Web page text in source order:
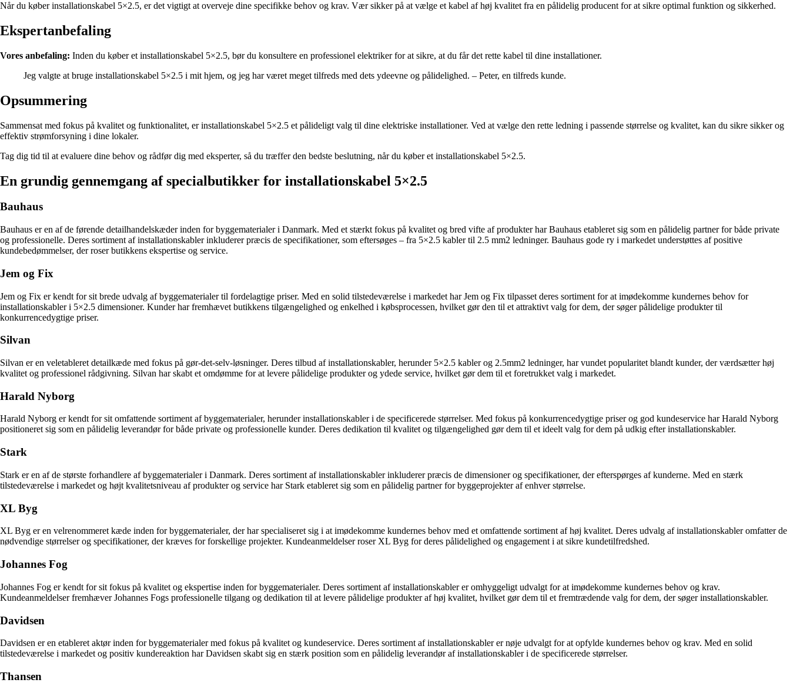
Når du køber installationskabel 5×2.5, er det vigtigt at overveje dine specifikke behov og krav. Vær sikker på at vælge et kabel af høj kvalitet fra en pålidelig producent for at sikre optimal funktion og sikkerhed.
Ekspertanbefaling
Vores anbefaling: Inden du køber et installationskabel 5×2.5, bør du konsultere en professionel elektriker for at sikre, at du får det rette kabel til dine installationer.
Jeg valgte at bruge installationskabel 5×2.5 i mit hjem, og jeg har været meget tilfreds med dets ydeevne og pålidelighed. – Peter, en tilfreds kunde.
Opsummering
Sammensat med fokus på kvalitet og funktionalitet, er installationskabel 5×2.5 et pålideligt valg til dine elektriske installationer. Ved at vælge den rette ledning i passende størrelse og kvalitet, kan du sikre sikker og
effektiv strømforsyning i dine lokaler.
Tag dig tid til at evaluere dine behov og rådfør dig med eksperter, så du træffer den bedste beslutning, når du køber et installationskabel 5×2.5.
En grundig gennemgang af specialbutikker for installationskabel 5×2.5
Bauhaus
Bauhaus er en af de førende detailhandelskæder inden for byggematerialer i Danmark. Med et stærkt fokus på kvalitet og bred vifte af produkter har Bauhaus etableret sig som en pålidelig partner for både private
og professionelle. Deres sortiment af installationskabler inkluderer præcis de specifikationer, som eftersøges – fra 5×2.5 kabler til 2.5 mm2 ledninger. Bauhaus gode ry i markedet understøttes af positive
kundebedømmelser, der roser butikkens ekspertise og service.
Jem og Fix
Jem og Fix er kendt for sit brede udvalg af byggematerialer til fordelagtige priser. Med en solid tilstedeværelse i markedet har Jem og Fix tilpasset deres sortiment for at imødekomme kundernes behov for
installationskabler i 5×2.5 dimensioner. Kunder har fremhævet butikkens tilgængelighed og enkelhed i købsprocessen, hvilket gør den til et attraktivt valg for dem, der søger pålidelige produkter til
konkurrencedygtige priser.
Silvan
Silvan er en veletableret detailkæde med fokus på gør-det-selv-løsninger. Deres tilbud af installationskabler, herunder 5×2.5 kabler og 2.5mm2 ledninger, har vundet popularitet blandt kunder, der værdsætter høj
kvalitet og professionel rådgivning. Silvan har skabt et omdømme for at levere pålidelige produkter og ydede service, hvilket gør dem til et foretrukket valg i markedet.
Harald Nyborg
Harald Nyborg er kendt for sit omfattende sortiment af byggematerialer, herunder installationskabler i de specificerede størrelser. Med fokus på konkurrencedygtige priser og god kundeservice har Harald Nyborg
positioneret sig som en pålidelig leverandør for både private og professionelle kunder. Deres dedikation til kvalitet og tilgængelighed gør dem til et ideelt valg for dem på udkig efter installationskabler.
Stark
Stark er en af de største forhandlere af byggematerialer i Danmark. Deres sortiment af installationskabler inkluderer præcis de dimensioner og specifikationer, der efterspørges af kunderne. Med en stærk
tilstedeværelse i markedet og højt kvalitetsniveau af produkter og service har Stark etableret sig som en pålidelig partner for byggeprojekter af enhver størrelse.
XL Byg
XL Byg er en velrenommeret kæde inden for byggematerialer, der har specialiseret sig i at imødekomme kundernes behov med et omfattende sortiment af høj kvalitet. Deres udvalg af installationskabler omfatter de
nødvendige størrelser og specifikationer, der kræves for forskellige projekter. Kundeanmeldelser roser XL Byg for deres pålidelighed og engagement i at sikre kundetilfredshed.
Johannes Fog
Johannes Fog er kendt for sit fokus på kvalitet og ekspertise inden for byggematerialer. Deres sortiment af installationskabler er omhyggeligt udvalgt for at imødekomme kundernes behov og krav.
Kundeanmeldelser fremhæver Johannes Fogs professionelle tilgang og dedikation til at levere pålidelige produkter af høj kvalitet, hvilket gør dem til et fremtrædende valg for dem, der søger installationskabler.
Davidsen
Davidsen er en etableret aktør inden for byggematerialer med fokus på kvalitet og kundeservice. Deres sortiment af installationskabler er nøje udvalgt for at opfylde kundernes behov og krav. Med en solid
tilstedeværelse i markedet og positiv kundereaktion har Davidsen skabt sig en stærk position som en pålidelig leverandør af installationskabler i de specificerede størrelser.
Thansen